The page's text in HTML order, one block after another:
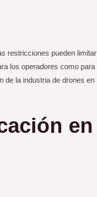
restricciones pueden limitar
los operadores como para
de la industria de drones en
en